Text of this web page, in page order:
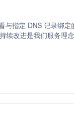
与指定 DNS 记录绑
续改进是我们服务理